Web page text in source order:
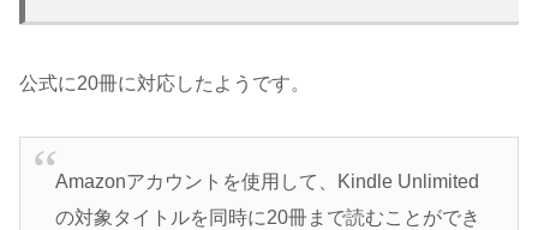
公式に20冊に対応したようです。
Amazonアカウントを使用して、Kindle Unlimited
の対象タイトルを同時に20冊まで読むことができ